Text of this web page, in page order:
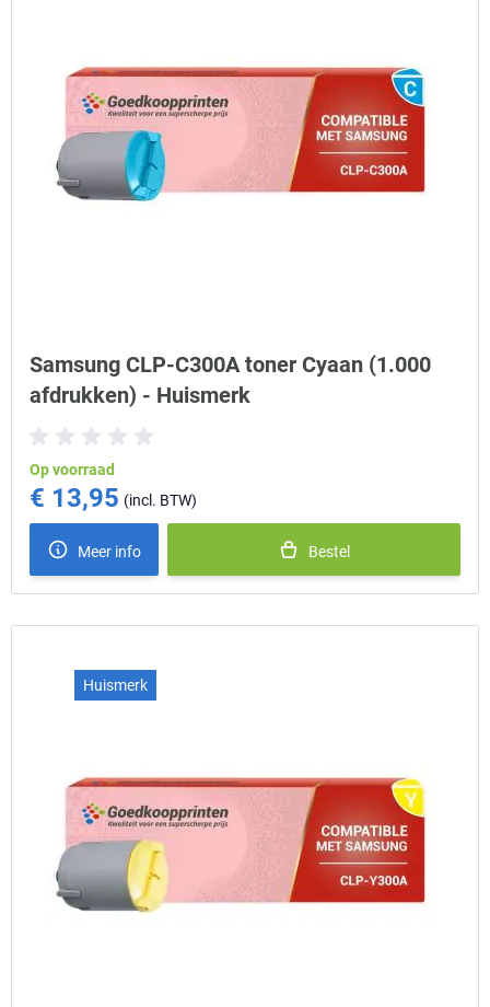
Samsung CLP-C300A toner Cyaan (1.000
afdrukken) - Huismerk
Op voorraad
€ 13,95
Meer info Bestel
Huismerk